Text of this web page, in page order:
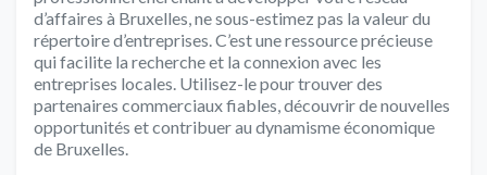
d’affaires à Bruxelles, ne sous-estimez pas la valeur du
répertoire d’entreprises. C’est une ressource précieuse
qui facilite la recherche et la connexion avec les
entreprises locales. Utilisez-le pour trouver des
partenaires commerciaux fiables, découvrir de nouvelles
opportunités et contribuer au dynamisme économique
de Bruxelles.